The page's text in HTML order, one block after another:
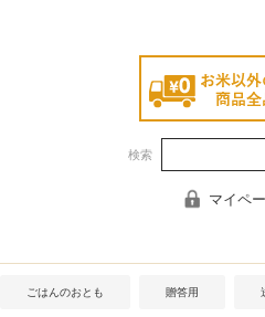
検索
マイペ
ごはんのおとも 贈答用